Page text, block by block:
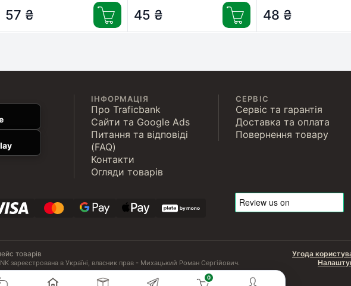
57 ₴ 45 ₴ 48 ₴
ІНФОРМАЦІЯ
Про Traficbank
Сайти та Google Ads
Питання та відповіді
(FAQ)
Контакти
Огляди товарів
СЕРВІС
Сервіс та гарантія
Доставка та оплата
Повернення товару
товарів
зареєстрована в Україні, власник прав - Михацький Роман Сергійович.
Угода